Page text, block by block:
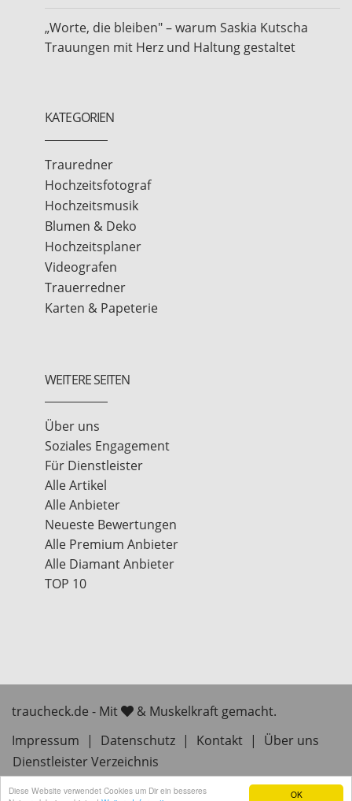
OK
Diese Website verwendet Cookies um Dir ein besseres
„Worte, die bleiben" – warum Saskia Kutscha
Trauungen mit Herz und Haltung gestaltet
KATEGORIEN
Trauredner
Hochzeitsfotograf
Hochzeitsmusik
Blumen & Deko
Hochzeitsplaner
Videografen
Trauerredner
Karten & Papeterie
WEITERE SEITEN
Über uns
Soziales Engagement
Für Dienstleister
Alle Artikel
Alle Anbieter
Neueste Bewertungen
Alle Premium Anbieter
Alle Diamant Anbieter
TOP 10
traucheck.de - Mit
& Muskelkraft gemacht.
Impressum
| Datenschutz | Kontakt |
Über uns
Dienstleister Verzeichnis